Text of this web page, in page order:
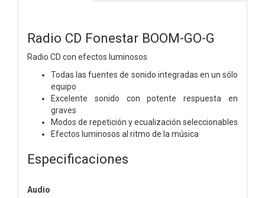
Radio CD Fonestar BOOM-GO-G
Radio CD con efectos luminosos
Todas las fuentes de sonido integradas en un sólo
equipo
Excelente sonido con potente respuesta en
graves
Modos de repetición y ecualización seleccionables
Efectos luminosos al ritmo de la música
Especificaciones
Audio